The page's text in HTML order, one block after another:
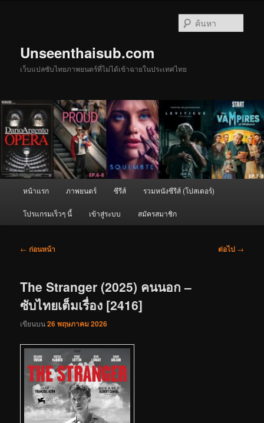
Unseenthaisub.com
เว็บแปลซับไทยภาพยนตร์ที่ไม่ได้เข้าฉายในประเทศไทย
หน้าแรก ภาพยนตร์ ซีรีส์ รวมหนังซีรีส์ (โปสเตอร์)
โปรแกรมเร็วๆ นี้ เข้าสู่ระบบ สมัครสมาชิก
เมนู
← ก่อนหน้า ต่อไป →
The Stranger (2025) คนนอก –
ซับไทยเต็มเรื่อง [2416]
เขียนบน26 พฤษภาคม 2026